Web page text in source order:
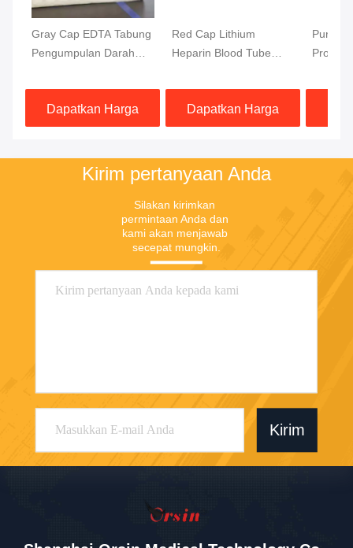
Gray Cap EDTA Tabung
Pengumpulan Darah
13x75mm Sampel
Darah
Dapatkan Harga
Red Cap Lithium
Heparin Blood Tube
Separation Clot
Activator Gel Separator
Dapatkan Harga
Purple
DNA
Kirim pertanyaan Anda
Silakan kirimkan
permintaan Anda dan
kami akan menjawab
secepat mungkin.
Kirim